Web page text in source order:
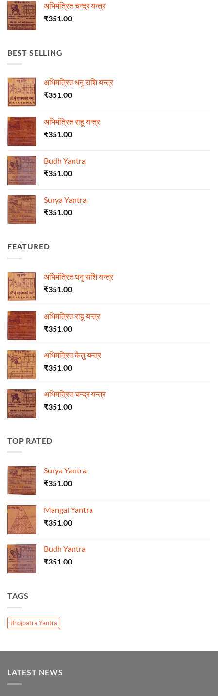
अभिमंत्रित चन्द्र यन्त्र
₹351.00
BEST SELLING
अभिमंत्रित धनु राशि यन्त्र
₹351.00
अभिमंत्रित राहू यन्त्र
₹351.00
Budh Yantra
₹351.00
Surya Yantra
₹351.00
FEATURED
अभिमंत्रित धनु राशि यन्त्र
₹351.00
अभिमंत्रित राहू यन्त्र
₹351.00
अभिमंत्रित केतु यन्त्र
₹351.00
अभिमंत्रित चन्द्र यन्त्र
₹351.00
TOP RATED
Surya Yantra
₹351.00
Mangal Yantra
₹351.00
Budh Yantra
₹351.00
TAGS
Bhojpatra Yantra
LATEST NEWS